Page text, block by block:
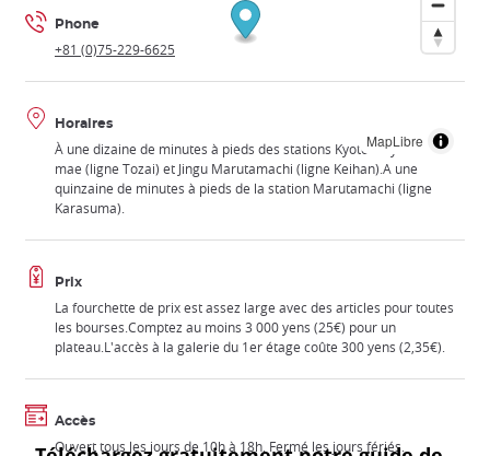
MapLibre
Phone
+81 (0)75-229-6625
Horaires
À une dizaine de minutes à pieds des stations Kyoto Shiyakusho-
mae (ligne Tozai) et Jingu Marutamachi (ligne Keihan).A une
quinzaine de minutes à pieds de la station Marutamachi (ligne
Karasuma).
Prix
La fourchette de prix est assez large avec des articles pour toutes
les bourses.Comptez au moins 3 000 yens (25€) pour un
plateau.L'accès à la galerie du 1er étage coûte 300 yens (2,35€).
Accès
Ouvert tous les jours de 10h à 18h. Fermé les jours fériés.